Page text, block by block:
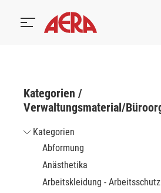
Kategorien /
Verwaltungsmaterial/
Kategorien
Abformung
Anästhetika
Arbeitskleidung - Arbeitsschutz